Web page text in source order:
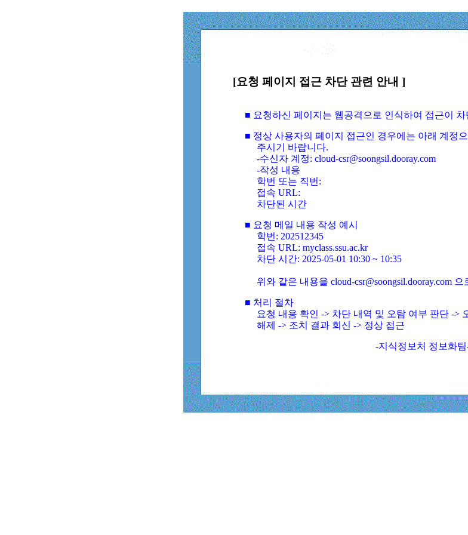
[요청 페이지 접근 차단 관련 안내 ]
■ 요청하신 페이지는 웹공격으로 인식하여 접근이
■ 정상 사용자의 페이지 접근인 경우에는 아래 계정
주시기 바랍니다.
-수신자 계정: cloud-csr@soongsil.dooray.com
-작성 내용
학번 또는 직번:
접속 URL:
차단된 시간
■ 요청 메일 내용 작성 예시
학번: 202512345
접속 URL: myclass.ssu.ac.kr
차단 시간: 2025-05-01 10:30 ~ 10:35
위와 같은 내용을 cloud-csr@soongsil.dooray.com
■ 처리 절차
요청 내용 확인 -> 차단 내역 및 오탐 여부 판단 ->
해제 -> 조치 결과 회신 -> 정상 접근
-지식정보처 정보화